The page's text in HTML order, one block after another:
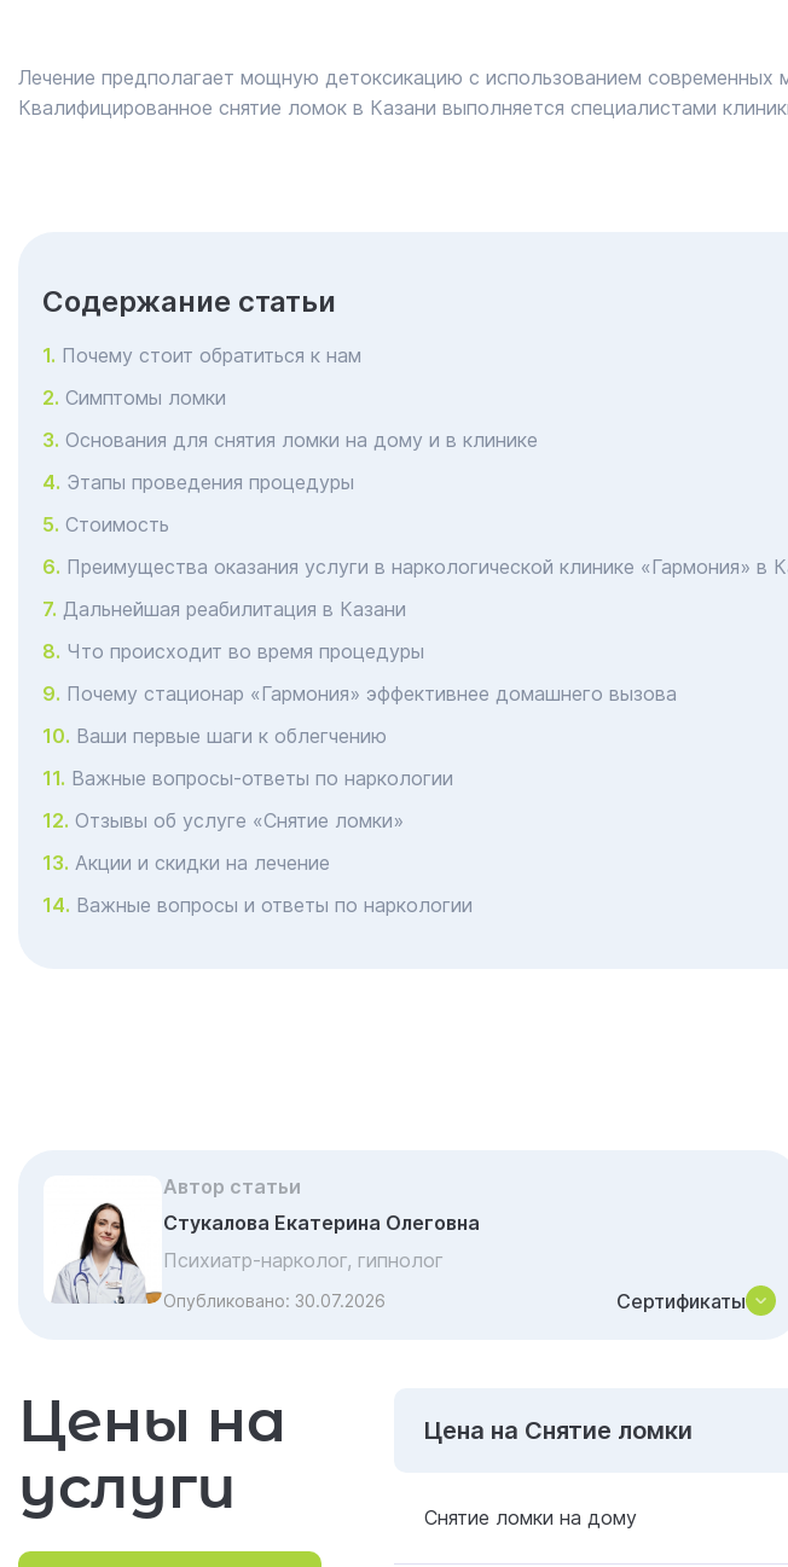
Лечение предполагает мощную детоксикацию с использованием
Квалифицированное снятие ломок в Казани выполняется специалистами
Cодержание статьи
Почему стоит обратиться к нам
Симптомы ломки
Основания для снятия ломки на дому и в клинике
Этапы проведения процедуры
Стоимость
Преимущества оказания услуги в наркологической клинике «Гармония» в
Дальнейшая реабилитация в Казани
Что происходит во время процедуры
Почему стационар «Гармония» эффективнее домашнего вызова
Ваши первые шаги к облегчению
Важные вопросы-ответы по наркологии
Отзывы об услуге «Снятие ломки»
Акции и скидки на лечение
Важные вопросы и ответы по наркологии
Автор статьи
Стукалова Екатерина Олеговна
Психиатр-нарколог, гипнолог
Опубликовано: 30.07.2026 Сертификаты
Цены на
услуги
Цена на Снятие ломки
Снятие ломки на дому